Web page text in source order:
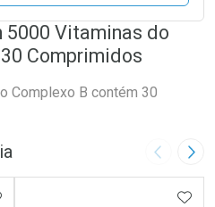
5000 Vitaminas do
Comprimidos
Complexo B contém 30
Imagem
AOS FAVORITOS